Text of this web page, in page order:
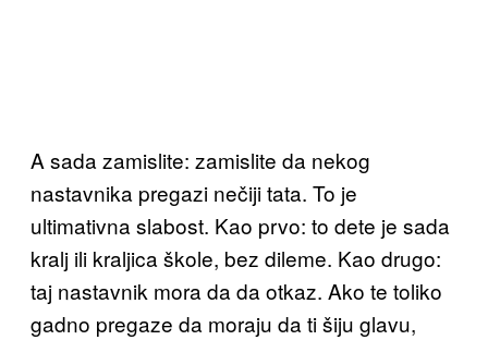
A sada zamislite: zamislite da nekog
nastavnika pregazi nečiji tata. To je
ultimativna slabost. Kao prvo: to dete je sada
kralj ili kraljica škole, bez dileme. Kao drugo:
taj nastavnik mora da da otkaz. Ako te toliko
gadno pregaze da moraju da ti šiju glavu,